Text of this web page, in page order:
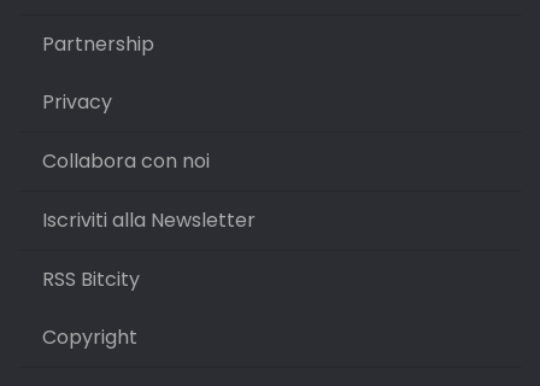
Partnership
Privacy
Collabora con noi
Iscriviti alla Newsletter
RSS Bitcity
Copyright